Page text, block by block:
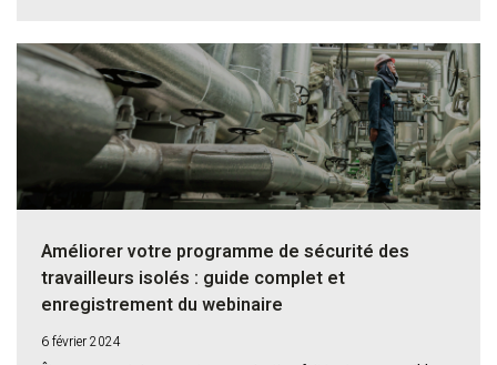
Améliorer votre programme de sécurité des
travailleurs isolés : guide complet et
enregistrement du webinaire
6 février 2024